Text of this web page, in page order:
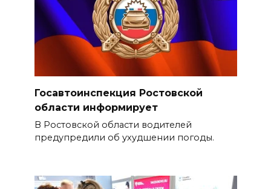
Госавтоинспекция Ростовской
области информирует
В Ростовской области водителей
предупредили об ухудшении погоды.